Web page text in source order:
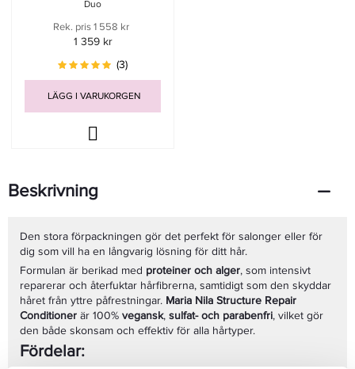
Duo
Rek. pris 1 558 kr
1 359 kr
(3)
LÄGG I VARUKORGEN
Beskrivning
Den stora förpackningen gör det perfekt för salonger eller för
dig som vill ha en långvarig lösning för ditt hår.
Formulan är berikad med proteiner och alger, som intensivt
reparerar och återfuktar hårfibrerna, samtidigt som den skyddar
håret från yttre påfrestningar. Maria Nila Structure Repair
Conditioner är 100% vegansk, sulfat- och parabenfri, vilket gör
den både skonsam och effektiv för alla hårtyper.
Fördelar: